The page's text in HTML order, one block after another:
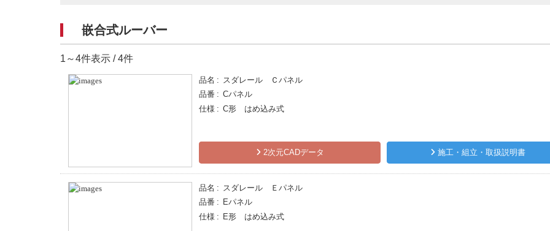
嵌合式ルーバー
1～4件表示 / 4件
品名
スダレール Ｃパネル
品番
Cパネル
仕様
C形 はめ込み式
2次元CADデータ 施工・組立・取扱説明書
品名
スダレール Ｅパネル
品番
Eパネル
仕様
E形 はめ込み式